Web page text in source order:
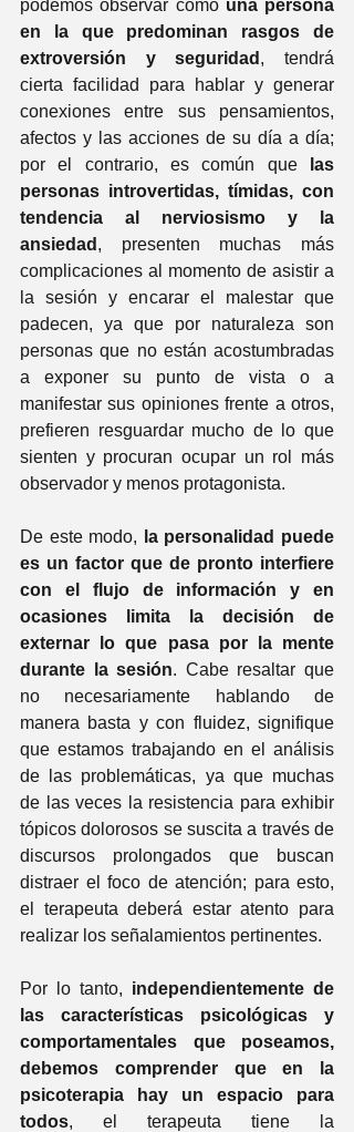
podemos observar como una persona
en la que predominan rasgos de
extroversión y seguridad , tendrá
cierta facilidad para hablar y generar
conexiones entre sus pensamientos,
afectos y las acciones de su día a día;
por el contrario, es común que
las
personas introvertidas, tímidas, con
tendencia al nerviosismo y la
ansiedad , presenten muchas más
complicaciones al momento de asistir a
la sesión y encarar el malestar que
padecen, ya que por naturaleza son
personas que no están acostumbradas
a exponer su punto de vista o a
manifestar sus opiniones frente a otros,
prefieren resguardar mucho de lo que
sienten y procuran ocupar un rol más
observador y menos protagonista.
De este modo,
la personalidad puede
es un factor que de pronto interfiere
con el flujo de información y en
ocasiones limita la decisión de
externar lo que pasa por la mente
durante la sesión. Cabe resaltar que
no necesariamente hablando de
manera basta y con fluidez, signifique
que estamos trabajando en el análisis
de las problemáticas, ya que muchas
de las veces la resistencia para exhibir
tópicos dolorosos se suscita a través de
discursos prolongados que buscan
distraer el foco de atención; para esto,
el terapeuta deberá estar atento para
realizar los señalamientos pertinentes.
Por lo tanto, independientemente de
las características psicológicas y
comportamentales que poseamos,
debemos comprender que en la
psicoterapia hay un espacio para
todos, el terapeuta tiene la